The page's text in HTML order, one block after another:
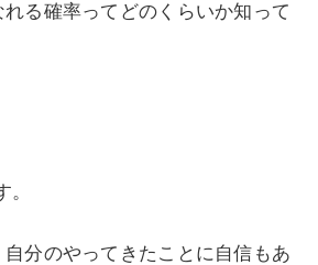
る確率ってどのくらいか知って
分のやってきたことに自信もあ